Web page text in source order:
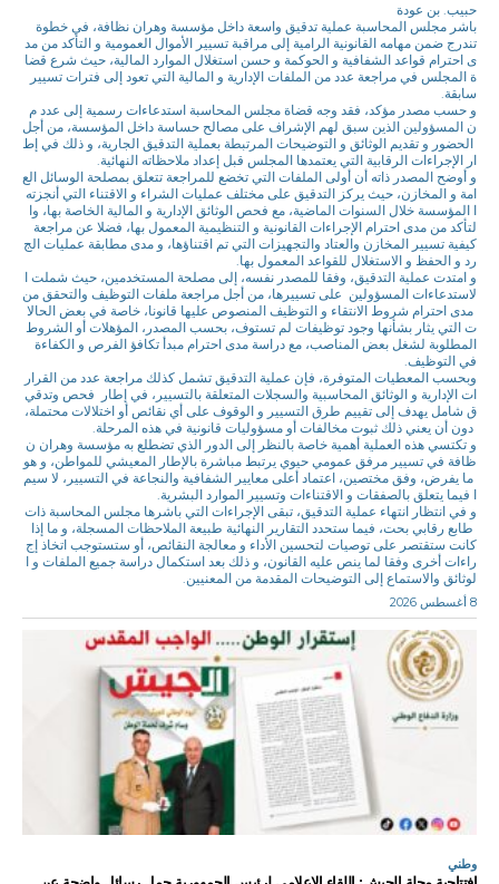
حبيب. بن عودة
باشر مجلس المحاسبة عملية تدقيق واسعة داخل مؤسسة وهران نظافة، في خطوة
تندرج ضمن مهامه القانونية الرامية إلى مراقبة تسيير الأموال العمومية و التأكد من مد
ى احترام قواعد الشفافية و الحوكمة و حسن استغلال الموارد المالية، حيث شرع قضا
ة المجلس في مراجعة عدد من الملفات الإدارية و المالية التي تعود إلى فترات تسيير
سابقة.
و حسب مصدر مؤكد، فقد وجه قضاة مجلس المحاسبة استدعاءات رسمية إلى عدد م
ن المسؤولين الذين سبق لهم الإشراف على مصالح حساسة داخل المؤسسة، من أجل
الحضور و تقديم الوثائق و التوضيحات المرتبطة بعملية التدقيق الجارية، و ذلك في إط
ار الإجراءات الرقابية التي يعتمدها المجلس قبل إعداد ملاحظاته النهائية.
و أوضح المصدر ذاته أن أولى الملفات التي تخضع للمراجعة تتعلق بمصلحة الوسائل الع
امة و المخازن، حيث يركز التدقيق على مختلف عمليات الشراء و الاقتناء التي أنجزته
ا المؤسسة خلال السنوات الماضية، مع فحص الوثائق الإدارية و المالية الخاصة بها، وا
لتأكد من مدى احترام الإجراءات القانونية و التنظيمية المعمول بها، فضلا عن مراجعة
كيفية تسيير المخازن والعتاد والتجهيزات التي تم اقتناؤها، و مدى مطابقة عمليات الج
رد و الحفظ و الاستغلال للقواعد المعمول بها.
و امتدت عملية التدقيق، وفقا للمصدر نفسه، إلى مصلحة المستخدمين، حيث شملت ا
لاستدعاءات المسؤولين على تسييرها، من أجل مراجعة ملفات التوظيف والتحقق من
مدى احترام شروط الانتقاء و التوظيف المنصوص عليها قانونا، خاصة في بعض الحالا
ت التي يثار بشأنها وجود توظيفات لم تستوف، بحسب المصدر، المؤهلات أو الشروط
المطلوبة لشغل بعض المناصب، مع دراسة مدى احترام مبدأ تكافؤ الفرص و الكفاءة
في التوظيف.
وبحسب المعطيات المتوفرة، فإن عملية التدقيق تشمل كذلك مراجعة عدد من القرار
ات الإدارية و الوثائق المحاسبية والسجلات المتعلقة بالتسيير، في إطار فحص وتدقي
ق شامل يهدف إلى تقييم طرق التسيير و الوقوف على أي نقائص أو اختلالات محتملة،
دون أن يعني ذلك ثبوت مخالفات أو مسؤوليات قانونية في هذه المرحلة.
و تكتسي هذه العملية أهمية خاصة بالنظر إلى الدور الذي تضطلع به مؤسسة وهران ن
ظافة في تسيير مرفق عمومي حيوي يرتبط مباشرة بالإطار المعيشي للمواطن، و هو
ما يفرض، وفق مختصين، اعتماد أعلى معايير الشفافية والنجاعة في التسيير، لا سيم
ا فيما يتعلق بالصفقات و الاقتناءات وتسيير الموارد البشرية.
و في انتظار انتهاء عملية التدقيق، تبقى الإجراءات التي باشرها مجلس المحاسبة ذات
طابع رقابي بحت، فيما ستحدد التقارير النهائية طبيعة الملاحظات المسجلة، و ما إذا
كانت ستقتصر على توصيات لتحسين الأداء و معالجة النقائص، أو ستستوجب اتخاذ إج
راءات أخرى وفقا لما ينص عليه القانون، و ذلك بعد استكمال دراسة جميع الملفات و ا
لوثائق والاستماع إلى التوضيحات المقدمة من المعنيين.
8 أغسطس 2026
وطني